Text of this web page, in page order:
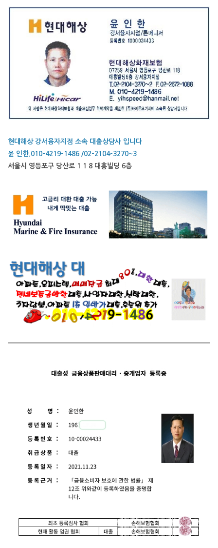
현대해상 강서융자지점 소속 대출상담사 입니다
윤 인한.010-4219-1486 /02-2104-3270~3
서울시 영등포구 당산로 1 1 8 대흥빌딩 6층